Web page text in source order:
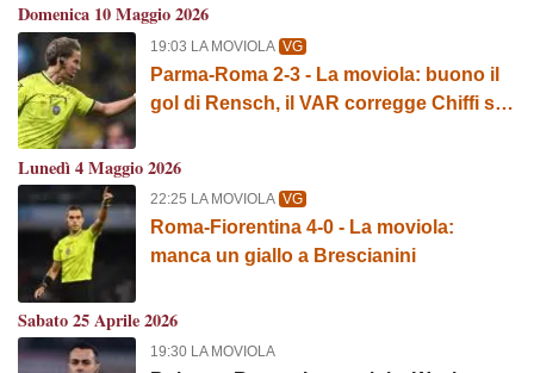
Domenica 10 Maggio 2026
19:03 LA MOVIOLA VG
Parma-Roma 2-3 - La moviola: buono il
gol di Rensch, il VAR corregge Chiffi sul
Lunedì 4 Maggio 2026
22:25 LA MOVIOLA VG
Roma-Fiorentina 4-0 - La moviola:
manca un giallo a Brescianini
Sabato 25 Aprile 2026
19:30 LA MOVIOLA